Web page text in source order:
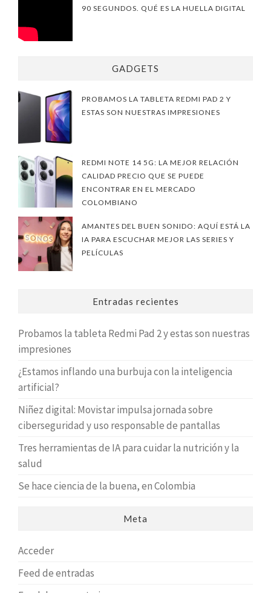
90 SEGUNDOS. QUÉ ES LA HUELLA DIGITAL
GADGETS
PROBAMOS LA TABLETA REDMI PAD 2 Y
ESTAS SON NUESTRAS IMPRESIONES
REDMI NOTE 14 5G: LA MEJOR RELACIÓN
CALIDAD PRECIO QUE SE PUEDE
ENCONTRAR EN EL MERCADO
COLOMBIANO
AMANTES DEL BUEN SONIDO: AQUÍ ESTÁ LA
IA PARA ESCUCHAR MEJOR LAS SERIES Y
PELÍCULAS
Entradas recientes
Probamos la tableta Redmi Pad 2 y estas son nuestras
impresiones
¿Estamos inflando una burbuja con la inteligencia
artificial?
Niñez digital: Movistar impulsa jornada sobre
ciberseguridad y uso responsable de pantallas
Tres herramientas de IA para cuidar la nutrición y la
salud
Se hace ciencia de la buena, en Colombia
Meta
Acceder
Feed de entradas